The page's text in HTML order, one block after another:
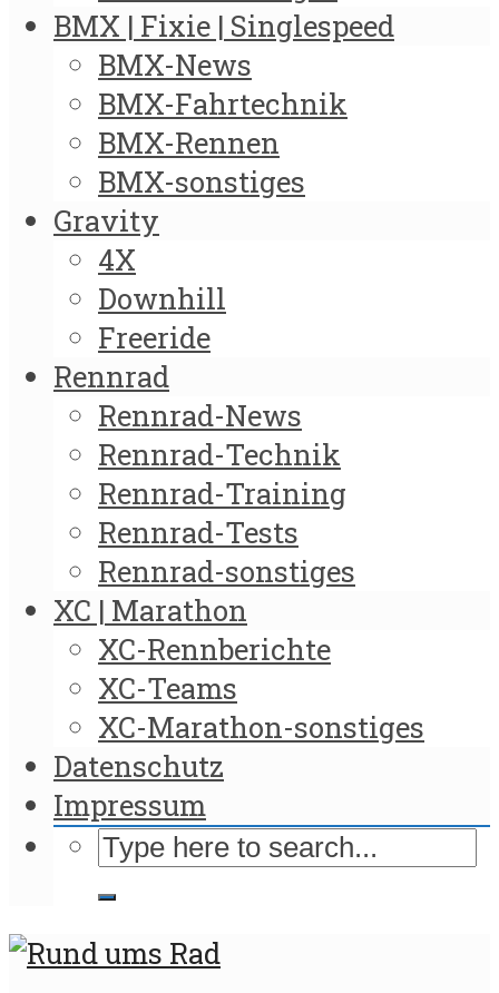
BMX | Fixie | Singlespeed
BMX-News
BMX-Fahrtechnik
BMX-Rennen
BMX-sonstiges
Gravity
4X
Downhill
Freeride
Rennrad
Rennrad-News
Rennrad-Technik
Rennrad-Training
Rennrad-Tests
Rennrad-sonstiges
XC | Marathon
XC-Rennberichte
XC-Teams
XC-Marathon-sonstiges
Datenschutz
Impressum